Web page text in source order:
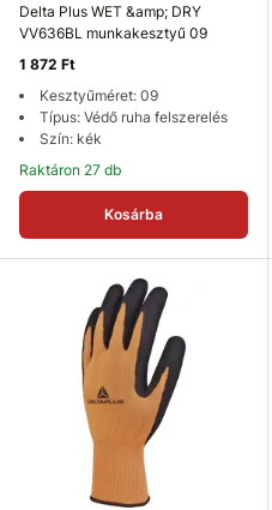
Delta Plus WET &amp; DRY
VV636BL munkakesztyű 09
1 872 Ft
Kesztyűméret: 09
Típus: Védő ruha felszerelés
Szín: kék
Raktáron 27 db
Kosárba